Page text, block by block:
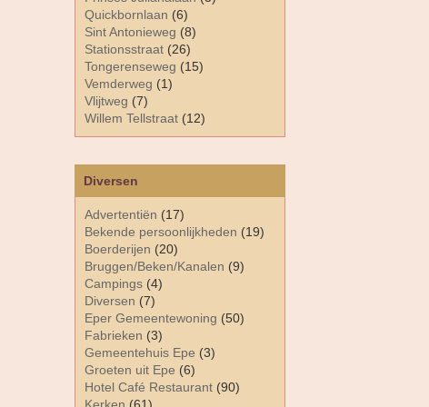
Diversen
Advertentiën (17)
Bekende persoonlijkheden (19)
Boerderijen (20)
Bruggen/Beken/Kanalen (9)
Campings (4)
Diversen (7)
Eper Gemeentewoning (50)
Fabrieken (3)
Gemeentehuis Epe (3)
Groeten uit Epe (6)
Hotel Café Restaurant (90)
Quickbornlaan (6)
Sint Antonieweg (8)
Stationsstraat (26)
Tongerenseweg (15)
Vemderweg (1)
Vlijtweg (7)
Willem Tellstraat (12)